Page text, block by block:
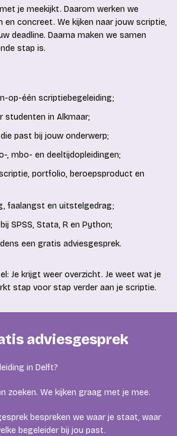
je meekijkt. Daarom werken we
en concreet. We kijken naar jouw scriptie,
deadline. Daarna maken we samen
stap is.
op-één scriptiebegeleiding;
studenten in Alkmaar;
past bij jouw onderwerp;
, mbo- en deeltijdopleidingen;
portfolio, beroepsproduct en
faalangst en uitstelgedrag;
SPSS, Stata, R en Python;
een gratis adviesgesprek.
Je krijgt weer overzicht. Je weet wat je
stap voor stap verder aan je scriptie.
adviesgesprek
in Delft?
zoeken. We kijken graag met je mee.
bespreken we waar je staat, waar
begeleider bij jou past.